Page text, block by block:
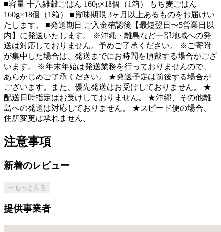
■容量 十八雑穀ごはん 160g×18個（1箱） もち麦ごはん
160g×18個（1箱） ■賞味期限 3ヶ月以上あるものをお届けい
たします。 ■発送期日 ご入金確認後【最短翌日〜5営業日以
内】に発送いたします。 ※沖縄・離島など一部地域への発
送は対応しておりません。予めご了承ください。 ※ご寄附
が集中した場合は、発送までにお時間を頂戴する場合がござ
います。 ※年末年始は発送業務を行っておりませんので、
あらかじめご了承ください。 ★発送予定は前後する場合が
ございます。また、優先発送はお受けしておりません。 ★
配送日時指定はお受けしておりません。 ★沖縄、その他離
島への発送は対応しておりません。 ★スピード便の場合、
住所変更は承れません。
注意事項
新着のレビュー
もっと見る
提供事業者